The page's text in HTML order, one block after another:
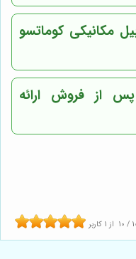
مکانیکی کوماتسو
از فروش ارائه
10 / از 1 کاربر